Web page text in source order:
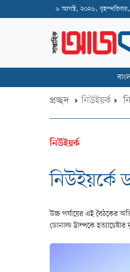
৬ আগস্ট, ২০২৬,
প্রচ্ছদ নিউইয়র্ক
নিউইয়র্ক
নিউইয়র্কে
উচ্চ পর্যায়ের এই বৈঠকের
ডোনাল্ড ট্রাম্পকে